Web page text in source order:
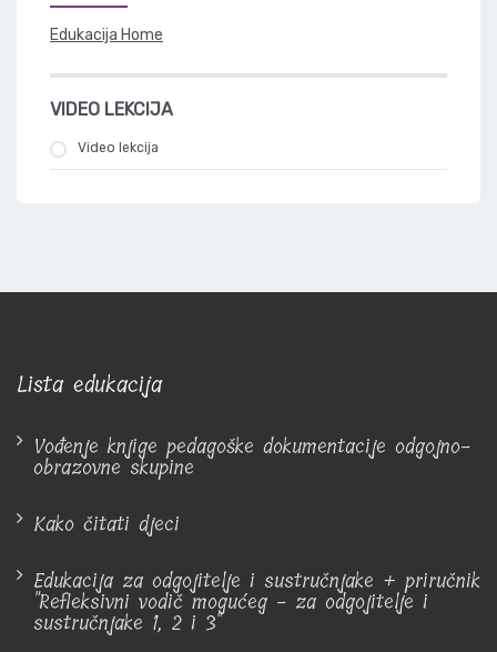
Edukacija Home
VIDEO LEKCIJA
Video lekcija
Lista edukacija
Vođenje knjige pedagoške dokumentacije odgojno-
obrazovne skupine
Kako čitati djeci
Edukacija za odgojitelje i sustručnjake + priručnik
"Refleksivni vodič mogućeg - za odgojitelje i
sustručnjake 1, 2 i 3"